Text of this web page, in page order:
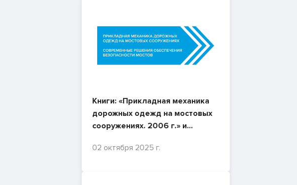
Книги: «Прикладная механика
дорожных одежд на мостовых
сооружениях. 2006 г.» и
обеспечения безопасности
02 октября 2025 г.